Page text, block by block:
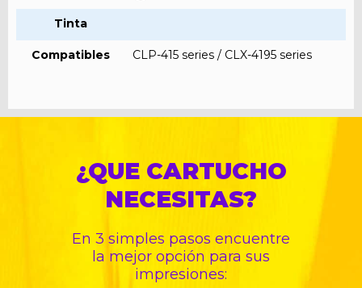
Tinta
Compatibles CLP-415 series / CLX-4195 series
¿QUE CARTUCHO
NECESITAS?
En 3 simples pasos encuentre
la mejor opción para sus
impresiones: